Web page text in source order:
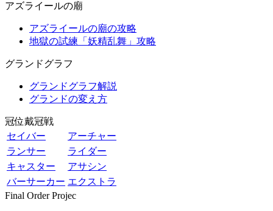
アズライールの廟
アズライールの廟の攻略
地獄の試練「妖精乱舞」攻略
グランドグラフ
グランドグラフ解説
グランドの変え方
冠位戴冠戦
セイバー
アーチャー
ランサー
ライダー
キャスター
アサシン
バーサーカー エクストラ
Final Order Projec